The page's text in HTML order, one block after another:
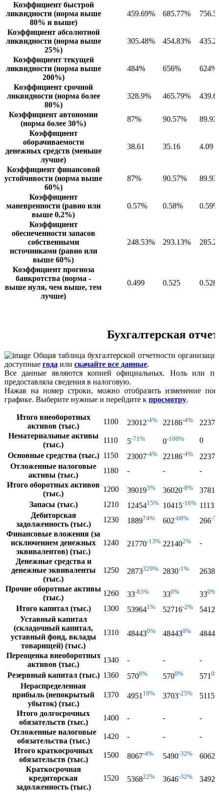
Коэффициент быстрой
ликвидности (норма выше
80% и выше)
459.69% 685.77%
Коэффициент абсолютной
ликвидности (норма выше
25%)
305.48% 454.83%
Коэффициент текущей
ликвидности (норма выше
200%)
484% 656% 624%
Коэффициент срочной
ликвидности (норма более
80%)
328.9% 465.79%
Коэффициент автономии
(норма более 30%)
87% 90.57%
Коэффициент
оборачиваемости
денежных средств (меньше
лучше)
38.61 35.16 4.09
Коэффициент финансовой
устойчивости (норма выше
60%)
87% 90.57%
Коэффициент
маневренности (равно или
выше 0,2%)
0.57% 0.58% 0.59%
Коэффициент
обеспеченности запасов
собственными
источниками (равно или
выше 60%)
248.53% 293.13%
Коэффициент прогноза
банкротства (норма -
выше нуля, чем выше, тем
лучше)
0.499 0.525 0.528
Бухгалтерская
Общая таблица бухгалтерской отчетности
доступные года или скачайте все данные.
Все данные являются копией официальных. Ноль или
предоставляла сведения в налоговую.
Нажав на номер строки, можно отобразить изменение
графике. Выберите нужные и перейдите к просмотру.
Итого внеоборотных
активов (тыс.)
1100 23012-4% 22186-4%
22376
Нематериальные активы
(тыс.)
1110 5-71% 0-100%
0
Основные средства (тыс.) 1150 23007-4% 22186-4%
22376
Отложенные налоговые
активы (тыс.)
1180 - -
-
Итого оборотных активов
(тыс.)
1200 390193% 36020-8%
37815
Запасы (тыс.)
1210 1245415% 10415-16% 11131
Дебиторская
задолженность (тыс.)
1230 188974% 602-68% 266-
Финансовые вложения (за
исключением денежных
эквивалентов) (тыс.)
1240 21770-13% 221402% -
Денежные средства и
денежные эквиваленты
(тыс.)
1250 2873329% 2830-1% 26385
Прочие оборотные активы
(тыс.)
1260 33-83% 330% 330%
Итого капитал (тыс.) 1300 539641% 52716-2%
54129
Уставный капитал
(складочный капитал,
уставный фонд, вклады
товарищей) (тыс.)
1310 484430% 484430% 48443
Переоценка внеоборотных
активов (тыс.)
1340 - -
-
Резервный капитал (тыс.) 1360 5708% 5700% 571
Нераспределенная
прибыль (непокрытый
убыток) (тыс.)
1370 4951 10% 3703-25% 5115
Итого долгосрочных
обязательств (тыс.)
1400 - -
-
Отложенные налоговые
обязательства (тыс.)
1420 - -
-
Итого краткосрочных
обязательств (тыс.)
1500 8067-4% 5490-32% 6062
Краткосрочная
кредиторская
задолженность (тыс.)
1520 536822% 3646-32% 3492